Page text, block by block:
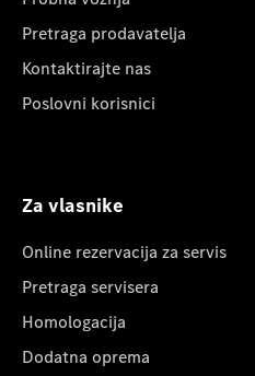
Pretraga prodavatelja
Kontaktirajte nas
Poslovni korisnici
Za vlasnike
Online rezervacija za servis
Pretraga servisera
Homologacija
Dodatna oprema